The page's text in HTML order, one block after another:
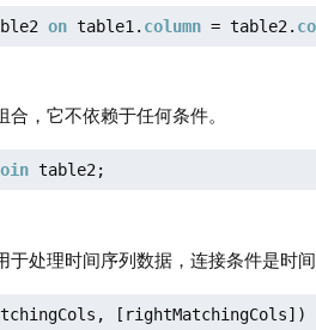
on table1. column = table2.
，它不依赖于任何条件。
table2;
处理时间序列数据，连接条件是时间
[rightMatchingCols])